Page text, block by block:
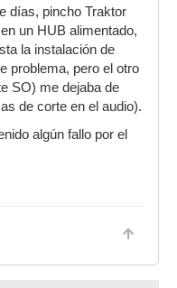
días, pincho Traktor
un HUB alimentado,
la instalación de
problema, pero el otro
SO) me dejaba de
de corte en el audio).
algún fallo por el